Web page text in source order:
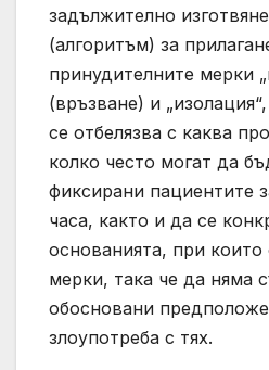
задължително
(алгоритъм) за
принудителните мерки
(връзване) и
се отбелязва с каква
колко често могат да
фиксирани пациентите
часа, както и да се
основанията, при които
мерки, така че да няма
обосновани
злоупотреба с тях.